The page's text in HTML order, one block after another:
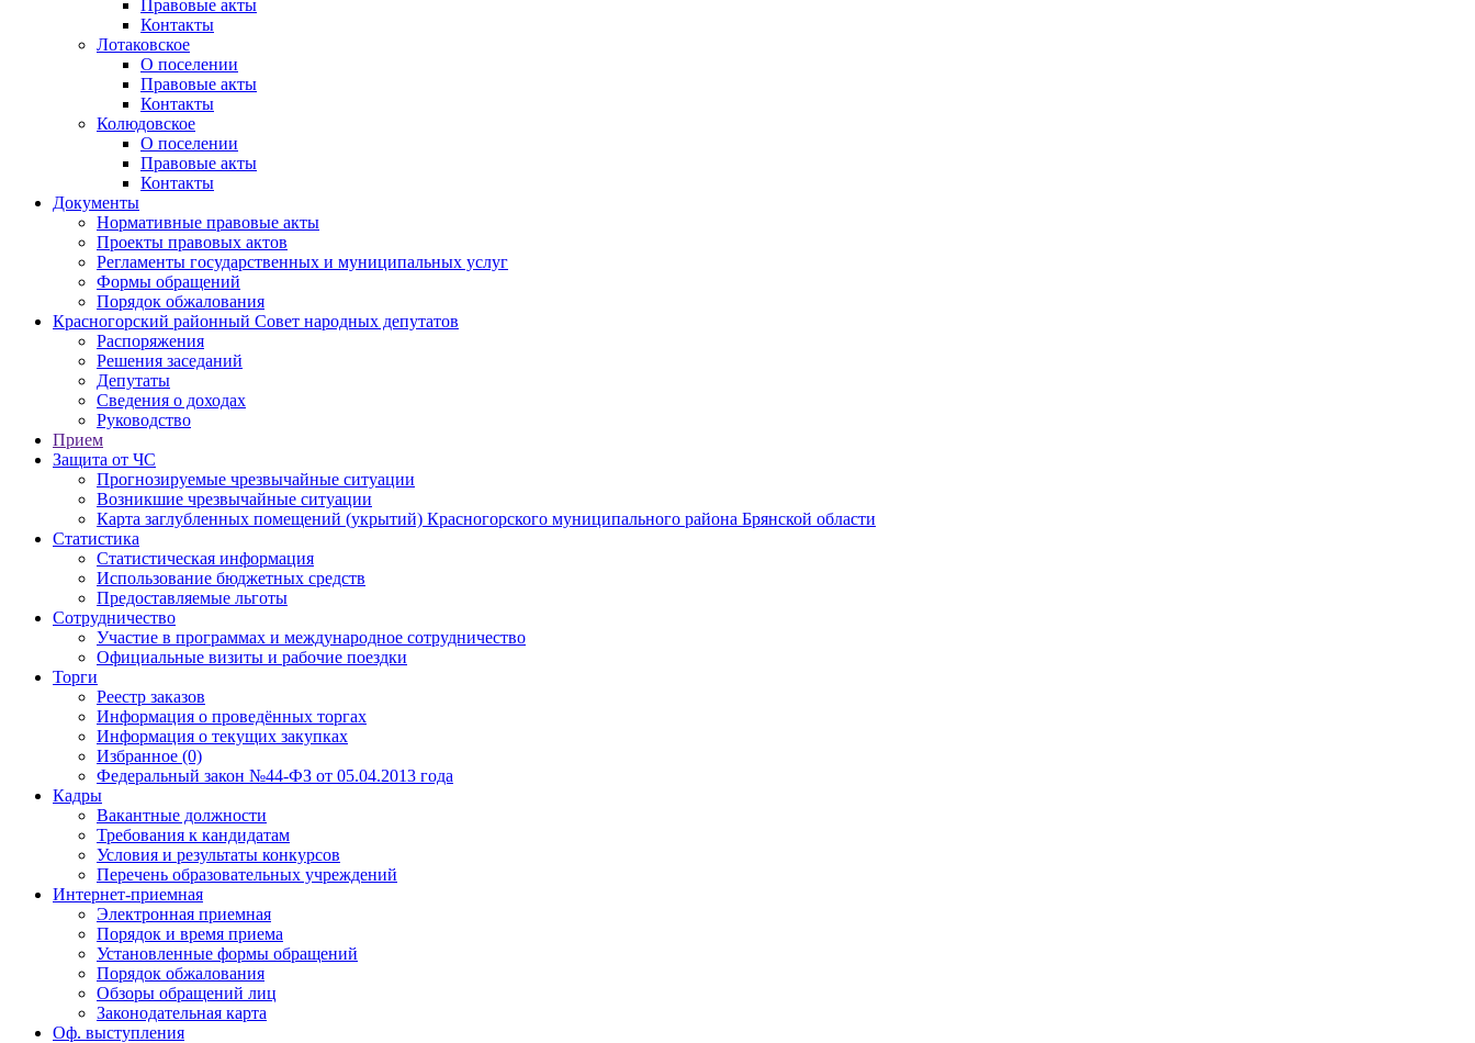
Правовые акты
Контакты
Лотаковское
О поселении
Правовые акты
Контакты
Колюдовское
О поселении
Правовые акты
Контакты
Документы
Нормативные правовые акты
Проекты правовых актов
Регламенты государственных и муниципальных услуг
Формы обращений
Порядок обжалования
Красногорский районный Совет народных депутатов
Распоряжения
Решения заседаний
Депутаты
Сведения о доходах
Руководство
Прием
Защита от ЧС
Прогнозируемые чрезвычайные ситуации
Возникшие чрезвычайные ситуации
Карта заглубленных помещений (укрытий) Красногорского муниципального района Брянской области
Статистика
Статистическая информация
Использование бюджетных средств
Предоставляемые льготы
Сотрудничество
Участие в программах и международное сотрудничество
Официальные визиты и рабочие поездки
Торги
Реестр заказов
Информация о проведённых торгах
Информация о текущих закупках
Избранное (0)
Федеральный закон №44-ФЗ от 05.04.2013 года
Кадры
Вакантные должности
Требования к кандидатам
Условия и результаты конкурсов
Перечень образовательных учреждений
Интернет-приемная
Электронная приемная
Порядок и время приема
Установленные формы обращений
Порядок обжалования
Обзоры обращений лиц
Законодательная карта
Оф. выступления